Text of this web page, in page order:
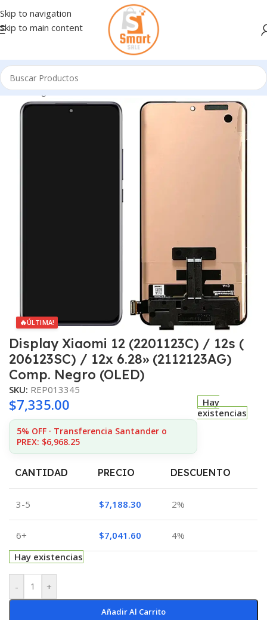
Skip to navigation
Skip to main content
Inicio/Ingresando
🔥ÚLTIMA!
Display Xiaomi 12 (2201123C) / 12s (
206123SC) / 12x 6.28» (2112123AG)
Comp. Negro (OLED)
SKU: REP013345
$7,335.00
5% OFF · Transferencia Santander o
PREX: $6,968.25
Hay
existencias
CANTIDAD PRECIO DESCUENTO
3-5 $7,188.30 2%
6+ $7,041.60
4%
Hay existencias
- +
Añadir Al Carrito